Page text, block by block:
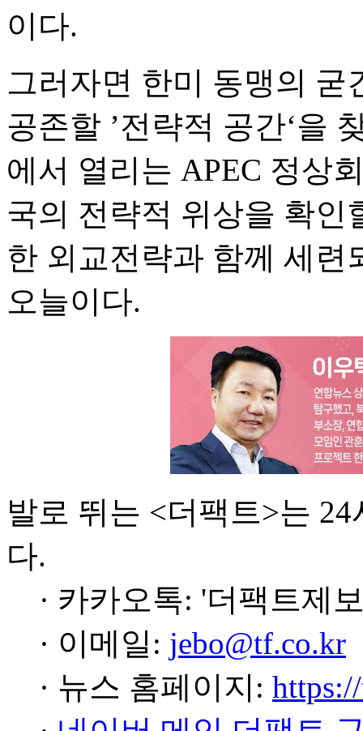
이다.
그러자면 한미 동맹의 굳
공존할 ’전략적 공간‘을
에서 열리는 APEC 정상
국의 전략적 위상을 확인
한 외교전략과 함께 세
오늘이다.
발로 뛰는 <더팩트>는
다.
· 카카오톡: '더팩트제
· 이메일: jebo@tf.co.kr
· 뉴스 홈페이지: